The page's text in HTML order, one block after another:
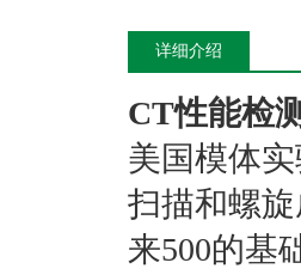
详细介绍
CT性能检
美国模体
扫描和螺旋
来500的基